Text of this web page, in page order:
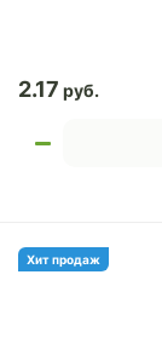
2.17
Хит продаж